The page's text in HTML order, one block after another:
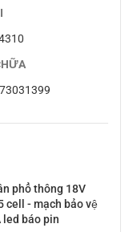
phổ thông 18V
cell - mạch bảo vệ
led báo pin